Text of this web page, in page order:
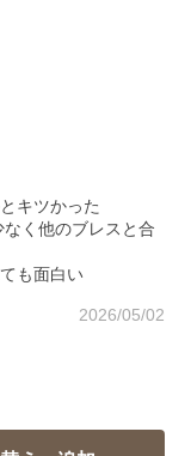
キツかった
く他のブレスと合
も面白い
2026/05/02